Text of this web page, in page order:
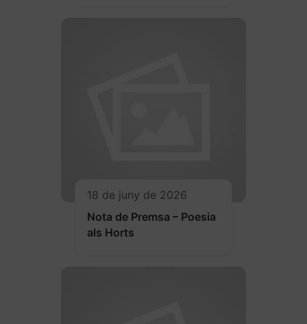
18 de juny de 2026
Nota de Premsa – Poesia
als Horts